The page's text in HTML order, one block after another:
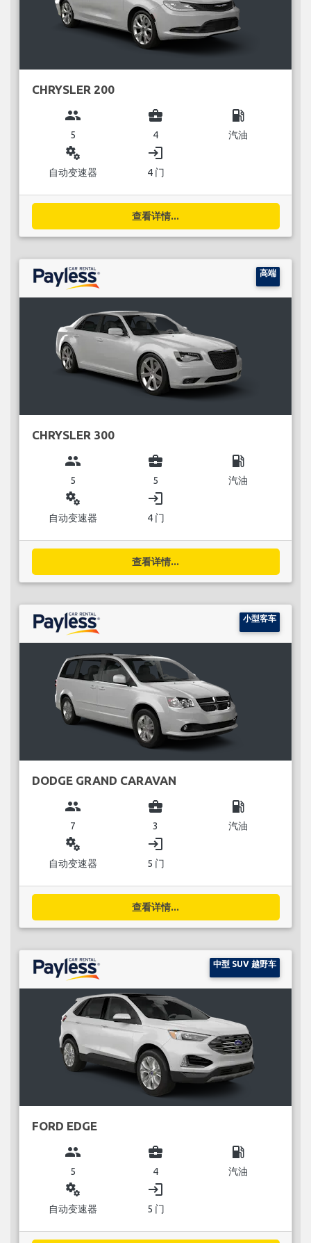
CHRYSLER 200
group
5
business_center
4
local_gas_station
汽油
miscellaneous_services
自动变速器
login
4 门
查看详情...
高端
CHRYSLER 300
group
5
business_center
5
local_gas_station
汽油
miscellaneous_services
自动变速器
login
4 门
查看详情...
小型客车
DODGE GRAND CARAVAN
group
7
business_center
3
local_gas_station
汽油
miscellaneous_services
自动变速器
login
5 门
查看详情...
中型 SUV 越野车
FORD EDGE
group
5
business_center
4
local_gas_station
汽油
miscellaneous_services
自动变速器
login
5 门